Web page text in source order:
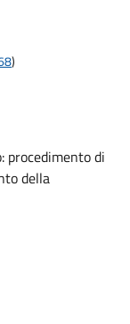
)
procedimento di
della